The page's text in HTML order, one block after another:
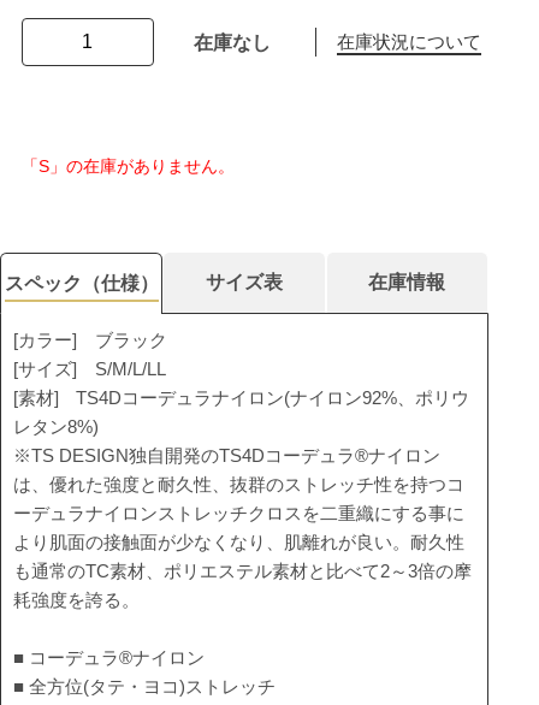
在庫なし 在庫状況について
「S」の在庫がありません。
スペック（仕様） サイズ表 在庫情報
[カラー] ブラック
[サイズ] S/M/L/LL
[素材] TS4Dコーデュラナイロン(ナイロン92%、ポリウ
レタン8%)
※TS DESIGN独自開発のTS4Dコーデュラ®ナイロン
は、優れた強度と耐久性、抜群のストレッチ性を持つコ
ーデュラナイロンストレッチクロスを二重織にする事に
より肌面の接触面が少なくなり、肌離れが良い。耐久性
も通常のTC素材、ポリエステル素材と比べて2～3倍の摩
耗強度を誇る。
■ コーデュラ®ナイロン
■ 全方位(タテ・ヨコ)ストレッチ